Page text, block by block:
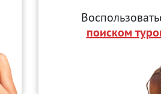
поиском